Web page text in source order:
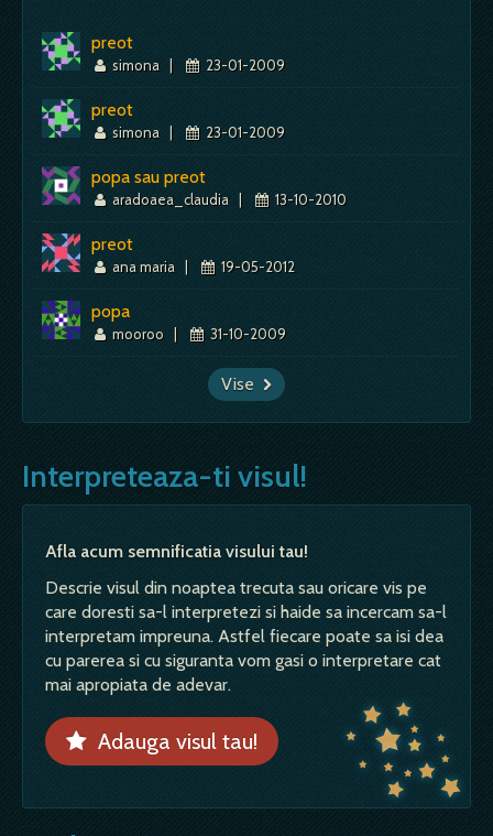
preot
simona | 23-01-2009
preot
simona | 23-01-2009
popa sau preot
aradoaea_claudia | 13-10-2010
preot
ana maria | 19-05-2012
popa
mooroo | 31-10-2009
Vise
Interpreteaza-ti visul!
Afla acum semnificatia visului tau!
Descrie visul din noaptea trecuta sau oricare vis pe
care doresti sa-l interpretezi si haide sa incercam sa-l
interpretam impreuna. Astfel fiecare poate sa isi dea
cu parerea si cu siguranta vom gasi o interpretare cat
mai apropiata de adevar.
Adauga visul tau!